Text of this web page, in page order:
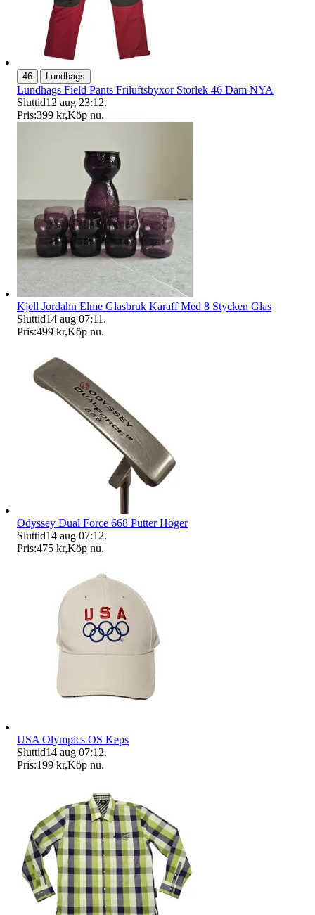
46 | Lundhags
Lundhags Field Pants Friluftsbyxor Storlek 46 Dam NYA
Sluttid12 aug 23:12.
Pris:399 kr,Köp nu.
Kjell Jordahn Elme Glasbruk Karaff Med 8 Stycken Glas
Sluttid14 aug 07:11 .
Pris:499 kr,Köp nu.
Odyssey Dual Force 668 Putter Höger
Sluttid14 aug 07:12.
Pris:475 kr,Köp nu.
USA Olympics OS Keps
Sluttid14 aug 07:12.
Pris:199 kr,Köp nu.